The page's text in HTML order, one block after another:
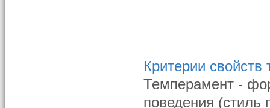
Критерии
Темперамент -
поведения (стиль